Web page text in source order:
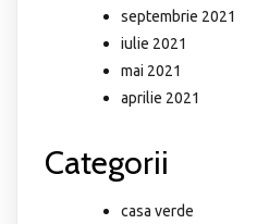
septembrie 2021
iulie 2021
mai 2021
aprilie 2021
Categorii
casa verde